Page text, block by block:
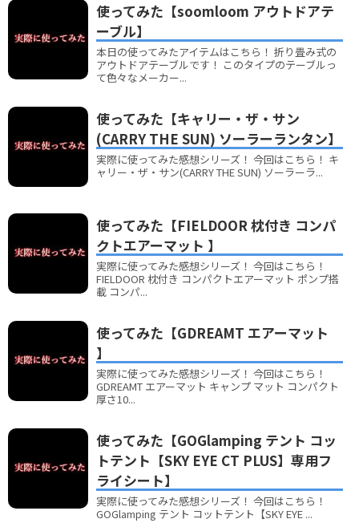
使ってみた【soomloom アウトドアテ
ーブル】
本日の使ってみたアイテムはこちら！ 折り畳み式の
アウトドアテーブルです！ このタイプのテーブルっ
て色々なメーカー...
使ってみた【キャリー・ザ・サン
(CARRY THE SUN) ソーラーランタン】
実際に使ってみた感想シリーズ！ 今回はこちら！ キ
ャリー・ザ・サン(CARRY THE SUN) ソーラーラ...
使ってみた【FIELDOOR 枕付き コンパ
クトエアーマット 】
実際に使ってみた感想シリーズ！ 今回はこちら！
FIELDOOR 枕付き コンパクトエアーマット ポンプ搭
載 コンパ...
使ってみた【GDREAMT エアーマット
】
実際に使ってみた感想シリーズ！ 今回はこちら！
GDREAMT エアーマット キャンプ マット コンパクト
厚さ10...
使ってみた【GOGlamping テント コッ
トテント【SKY EYE CT PLUS】専用フ
ライシート】
実際に使ってみた感想シリーズ！ 今回はこちら！
GOGlamping テント コットテント【SKY EYE ...